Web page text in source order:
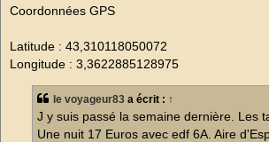
Coordonnées GPS
Latitude : 43,310118050072
Longitude : 3,3622885128975
le voyageur83 a écrit : ↑
J y suis passé la semaine dernière. Les
Une nuit 17 Euros avec edf 6A. Aire